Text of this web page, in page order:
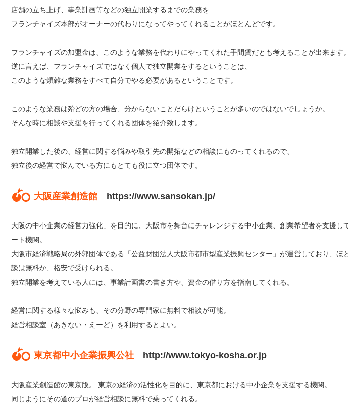
店舗の立ち上げ、事業計画等などの独立開業するまでの業務を
フランチャイズ本部がオーナーの代わりになってやってくれることがほとんどです。
フランチャイズの加盟金は、このような業務を代わりにやってくれた手間賃だとも考えることが出来ます。
逆に言えば、フランチャイズではなく個人で独立開業をするということは、
このような煩雑な業務をすべて自分でやる必要があるということです。
このような業務は殆どの方の場合、分からないことだらけということが多いのではないでしょうか。
そんな時に相談や支援を行ってくれる団体を紹介致します。
独立開業した後の、経営に関する悩みや取引先の開拓などの相談にものってくれるので、
独立後の経営で悩んでいる方にもとても役に立つ団体です。
大阪産業創造館 https://www.sansokan.jp/
大阪の中小企業の経営力強化」を目的に、大阪市を舞台にチャレンジする中小企業、創業希望者を支援し
ート機関。
大阪市経済戦略局の外郭団体である「公益財団法人大阪市都市型産業振興センター」が運営しており、ほ
談は無料か、格安で受けられる。
独立開業を考えている人には、事業計画書の書き方や、資金の借り方を指南してくれる。
経営に関する様々な悩みも、その分野の専門家に無料で相談が可能。
経営相談室（あきない・えーど） を利用するとよい。
東京都中小企業振興公社 http://www.tokyo-kosha.or.jp
大阪産業創造館の東京版。 東京の経済の活性化を目的に、東京都における中小企業を支援する機関。
同じようにその道のプロが経営相談に無料で乗ってくれる。